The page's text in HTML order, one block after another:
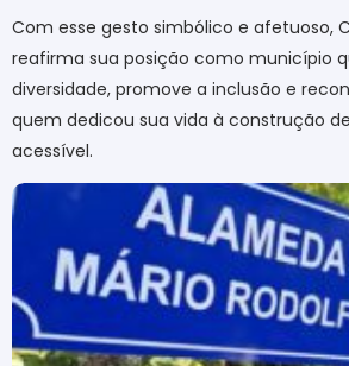
Com esse gesto simbólico e afetuoso,
reafirma sua posição como município
diversidade, promove a inclusão e
quem dedicou sua vida à construção
acessível.